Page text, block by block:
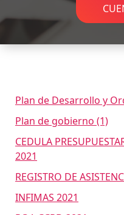
Plan de Desarrollo y
Plan de gobierno (1)
CEDULA
2021
REGISTRO DE
INFIMAS 2021